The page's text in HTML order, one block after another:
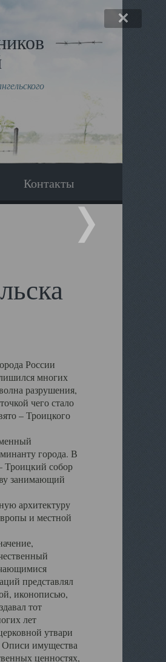
Контакты
России
многих
разрушения,
чего стало
– Троицкого
города. В
Троицкий собор
занимающий
архитектуру
и местной
представлял
иконописью,
тот
лет
утвари
Описи имущества
ценностях,